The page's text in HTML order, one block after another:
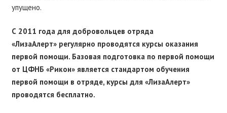
упущено.
С 2011 года для добровольцев отряда
«ЛизаАлерт» регулярно проводятся курсы оказания
первой помощи. Базовая подготовка по первой помощи
от ЦФНБ «Рикон» является стандартом обучения
первой помощи в отряде, курсы для «ЛизаАлерт»
проводятся бесплатно.